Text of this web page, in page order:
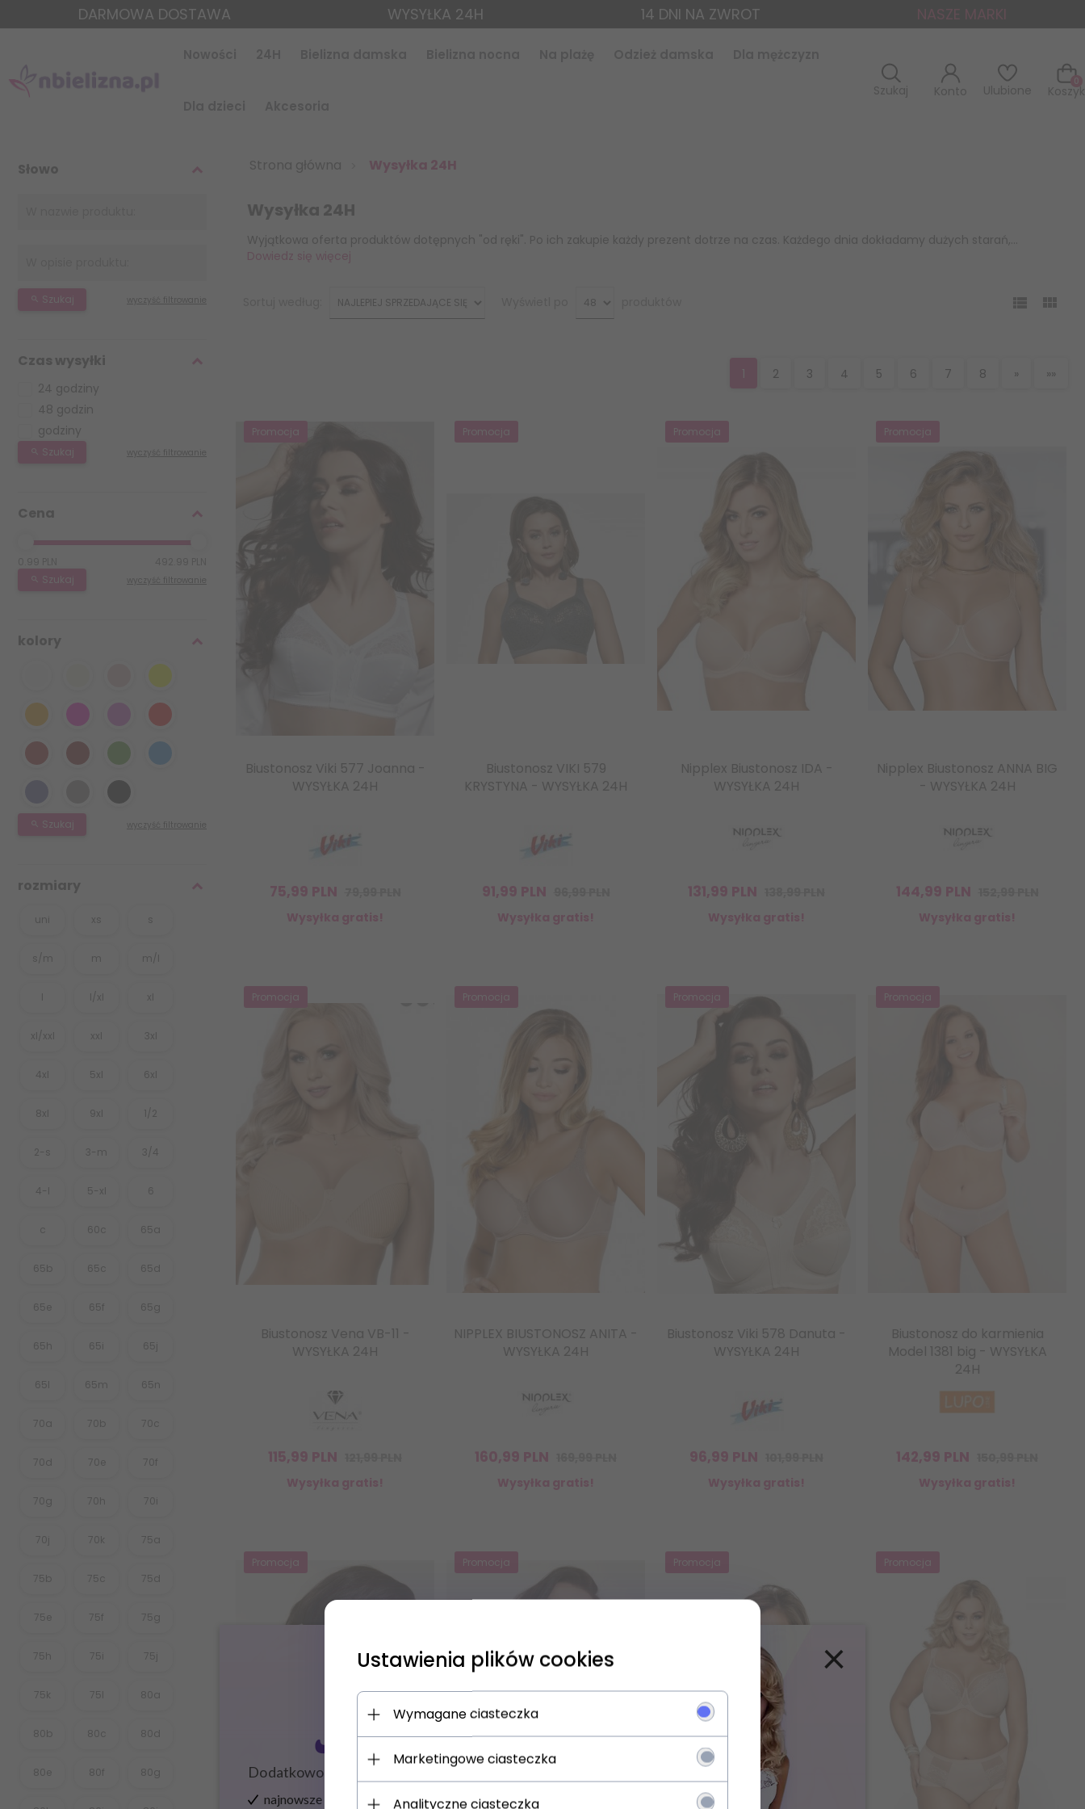
DARMOWA DOSTAWA WYSYŁKA 24H 14 DNI NA ZWROT NASZE MARKI
Szukaj Konto Ulubione Koszyk
0
Słowo
Szukaj wyczyść filtrowanie
Czas wysyłki
24 godziny
48 godzin
godziny
Szukaj wyczyść filtrowanie
Cena
Szukaj
wyczyść filtrowanie
kolory
Szukaj wyczyść filtrowanie
rozmiary
uni xs s
s/m m m/l
l l/xl xl
xl/xxl xxl 3xl
4xl 5xl 6xl
8xl 9xl 1/2
2-s 3-m 3/4
4-l 5-xl 6
c 60c 65a
65b 65c 65d
65e 65f 65g
65h 65i 65j
65l 65m 65n
70a 70b 70c
70d 70e 70f
70g 70h 70i
70j 70k 75a
75b 75c 75d
75e 75f 75g
75h 75i 75j
75k 75l 80a
80b 80c 80d
80e 80f 80g
Strona główna Wysyłka 24H
Wysyłka 24H
Wyjątkowa oferta produktów dotępnych "od ręki". Po ich zakupie każdy prezent dotrze na czas. Każdego dnia dokładamy dużych starań,...
Dowiedz się więcej
1 2 3 4 5 6 7 8 » »»
Promocja
Biustonosz Viki 577 Joanna -
WYSYŁKA 24H
75,99 PLN
Wysyłka gratis!
Promocja
Biustonosz VIKI 579
KRYSTYNA - WYSYŁKA 24H
91,99 PLN
Wysyłka gratis!
Promocja
Nipplex Biustonosz IDA -
WYSYŁKA 24H
131,99 PLN
Wysyłka gratis!
Promocja
Nipplex Biustonosz ANNA BIG
- WYSYŁKA 24H
144,99 PLN
Wysyłka gratis!
Promocja
Biustonosz Vena VB-11 -
WYSYŁKA 24H
115,99 PLN
Wysyłka gratis!
Promocja
NIPPLEX BIUSTONOSZ ANITA -
WYSYŁKA 24H
160,99 PLN
Wysyłka gratis!
Promocja
Biustonosz Viki 578 Danuta -
WYSYŁKA 24H
96,99 PLN
Wysyłka gratis!
Promocja
Biustonosz do karmienia
Model 1381 big - WYSYŁKA
24H
142,99 PLN
Wysyłka gratis!
Promocja Promocja Promocja Promocja
Ustawienia plików cookies
Wymagane ciasteczka
Marketingowe ciasteczka
Analityczne ciasteczka
×
Zapisz się NA newsletter i odbierz
Dodatkowo zyskujesz:
najnowsze wieści o promocjach i rabatach